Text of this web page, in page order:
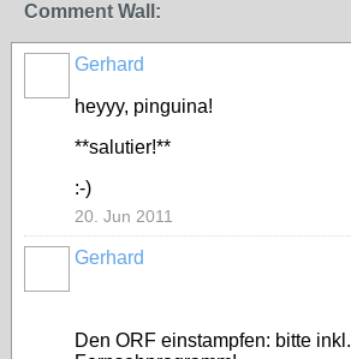
Comment Wall:
Gerhard
heyyy, pinguina!
**salutier!**
:-)
20. Jun 2011
Gerhard
Den ORF einstampfen: bitte inkl.